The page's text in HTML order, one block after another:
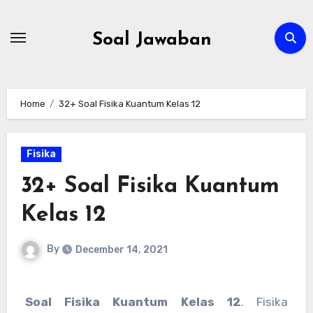
Soal Jawaban
Home 32+ Soal Fisika Kuantum Kelas 12
Fisika
32+ Soal Fisika Kuantum
Kelas 12
By December 14, 2021
Soal Fisika Kuantum Kelas 12. Fisika